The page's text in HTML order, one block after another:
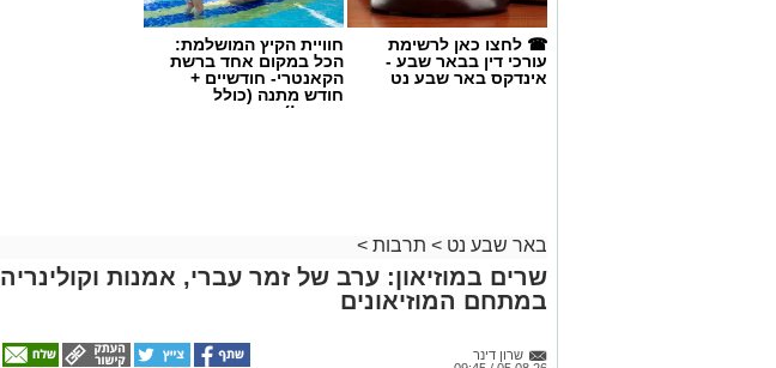
☎ לחצו כאן לרשימת
עורכי דין בבאר שבע -
אינדקס באר שבע נט
חוויית הקיץ המושלמת:
הכל במקום אחד ברשת
הקאנטרי- חודשיים +
חודש מתנה (כולל
החגים!)
באר שבע נט > תרבות >
שרים במוזיאון: ערב של זמר עברי, אמנות וקולינריה
במתחם המוזיאונים
שרון דינר